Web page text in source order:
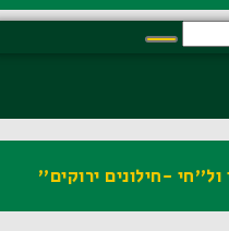
-חילונים ירוקים"